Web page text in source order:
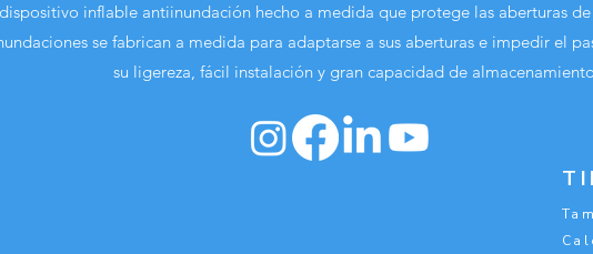
inflable antiinundación hecho a medida que protege las aberturas
se fabrican a medida para adaptarse a sus aberturas e impedir el
su ligereza, fácil instalación y gran capacidad de